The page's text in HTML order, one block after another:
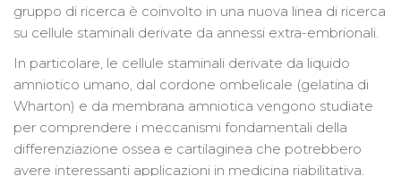
gruppo di ricerca è coinvolto in una nuova linea di ricerca
su cellule staminali derivate da annessi extra-embrionali.
In particolare, le cellule staminali derivate da liquido
amniotico umano, dal cordone ombelicale (gelatina di
Wharton) e da membrana amniotica vengono studiate
per comprendere i meccanismi fondamentali della
differenziazione ossea e cartilaginea che potrebbero
avere interessanti applicazioni in medicina riabilitativa.